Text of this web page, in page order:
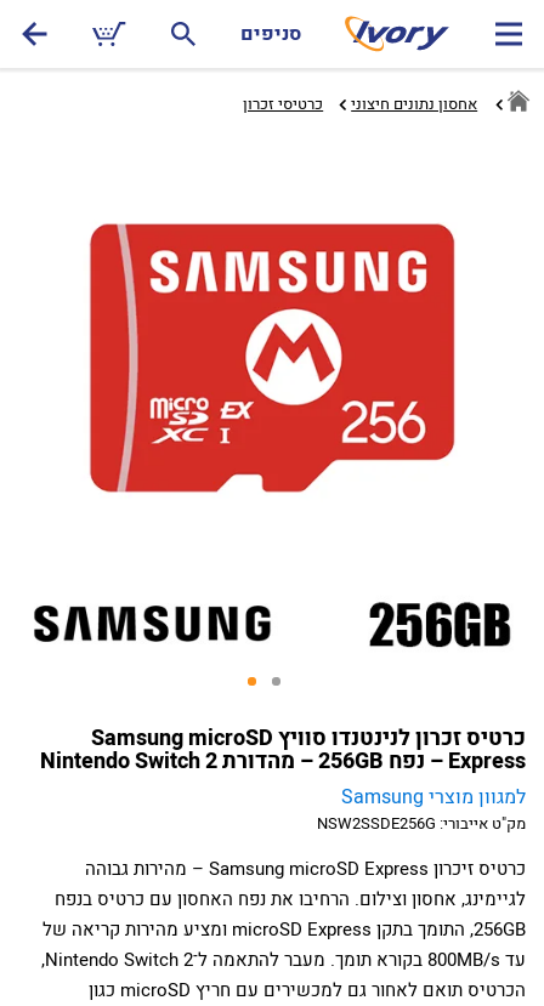
סניפים
אחסון נתונים חיצוני כרטיסי זכרון‏
כרטיס זכרון לנינטנדו סוויץ Samsung microSD
Express – נפח 256GB – מהדורת Nintendo Switch 2
למגוון מוצרי Samsung
מק"ט אייבורי: NSW2SSDE256G
כרטיס זיכרון Samsung microSD Express – מהירות גבוהה
לגיימינג, אחסון וצילום. הרחיבו את נפח האחסון עם כרטיס בנפח
256GB, התומך בתקן microSD Express ומציע מהירות קריאה של
עד 800MB/s בקורא תומך. מעבר להתאמה ל־Nintendo Switch 2,
הכרטיס תואם לאחור גם למכשירים עם חריץ microSD כגון